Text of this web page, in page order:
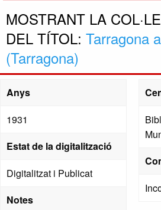
MOSTRANT LA
DEL TÍTOL: Tarragona
(Tarragona)
Anys
1931
Estat de la digitalització
Digitalitzat i Publicat
Notes